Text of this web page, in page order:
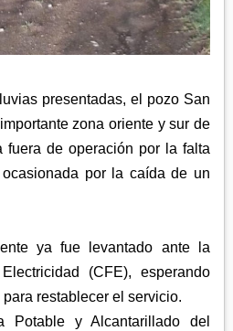
presentadas, el pozo San
zona oriente y sur de
fuera de operación por la falta
por la caída de un
ya fue levantado ante la
(CFE), esperando
restablecer el servicio.
Potable y Alcantarillado del